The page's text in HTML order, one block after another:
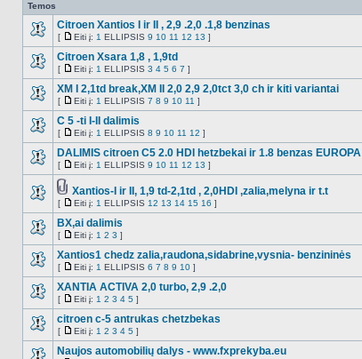
užrakinta,
jūs
negalite
redaguoti
pranešimų
arba
atsakinėti
į
juos.
Temos
NO_UNREAD_POSTS
Citroen Xantios I ir II , 2,9 .2,0 .1,8 benzinas
[
Eiti
į
Eiti į: 1 ELLIPSIS 9 10 11 12 13 ]
NO_UNREAD_POSTS
Citroen Xsara 1,8 , 1,9td
[
Eiti
Eiti į: 1 ELLIPSIS 3 4 5 6 7 ]
NO_UNREAD_POSTS
XM I 2,1td break,XM II 2,0 2,9 2,0tct 3,0 ch ir kiti variantai
[
Eiti
Eiti į: 1 ELLIPSIS 7 8 9 10 11 ]
NO_UNREAD_POSTS
C 5 -ti I-II dalimis
[
Eiti
į
Eiti į: 1 ELLIPSIS 8 9 10 11 12 ]
NO_UNREAD_POSTS
DALIMIS citroen C5 2.0 HDI hetzbekai ir 1.8 benzas EUROPA
[
Eiti
Eiti į: 1 ELLIPSIS 9 10 11 12 13 ]
NO_UNREAD_POSTS
Tema
turi
prikabintų
failų
Xantios-I ir II, 1,9 td-2,1td , 2,0HDI ,zalia,melyna ir t.t
[
Eiti
į
Eiti į: 1 ELLIPSIS 12 13 14 15 16 ]
NO_UNREAD_POSTS
BX,ai dalimis
[
Eiti
į
Eiti į: 1 2 3 ]
NO_UNREAD_POSTS
Xantios1 chedz zalia,raudona,sidabrine,vysnia- benzininės
[
Eiti
į
Eiti į: 1 ELLIPSIS 6 7 8 9 10 ]
NO_UNREAD_POSTS
XANTIA ACTIVA 2,0 turbo, 2,9 .2,0
[
Eiti
į
Eiti į: 1 2 3 4 5 ]
NO_UNREAD_POSTS
citroen c-5 antrukas chetzbekas
[
Eiti
į
Eiti į: 1 2 3 4 5 ]
Naujos automobilių dalys - www.fxprekyba.eu